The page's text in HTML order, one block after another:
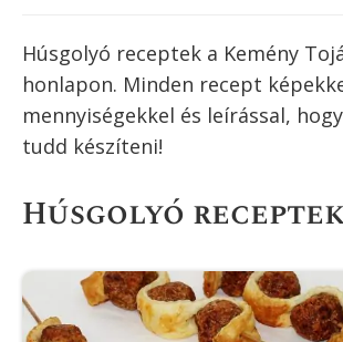
Húsgolyó receptek a Kemény
honlapon. Minden recept
mennyiségekkel és leírással,
tudd készíteni!
Húsgolyó